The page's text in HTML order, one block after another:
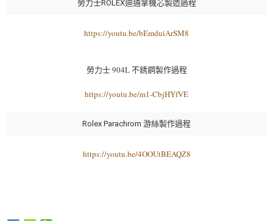
勞力士ROLEX迪通拿機芯製造過程
https://youtu.be/bEmduiArSM8
勞力士 904L 不銹鋼製作過程
https://youtu.be/m1-CbjHYfVE
Rolex Parachrom 游絲製作過程
https://youtu.be/4OOUtBEAQZ8